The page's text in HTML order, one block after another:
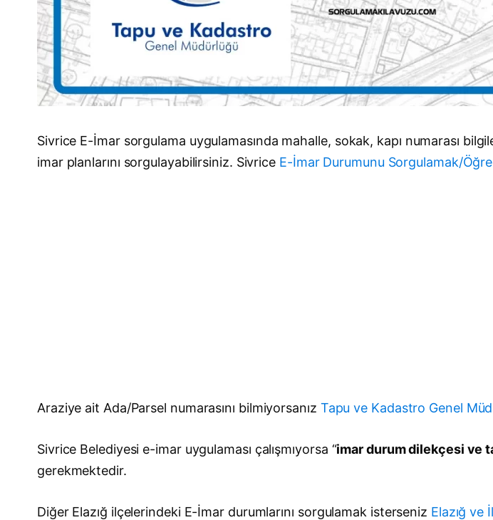
Sivrice E-İmar sorgulama uygulamasında mahalle, sokak, kapı numarası
imar planlarını sorgulayabilirsiniz. Sivrice E-İmar Durumunu Sorgulamak/
Araziye ait Ada/Parsel numarasını bilmiyorsanız Tapu ve Kadastro Genel
Sivrice Belediyesi e-imar uygulaması çalışmıyorsa “imar durum dilekçesi ve
gerekmektedir.
Diğer Elazığ ilçelerindeki E-İmar durumlarını sorgulamak isterseniz Elazığ ve